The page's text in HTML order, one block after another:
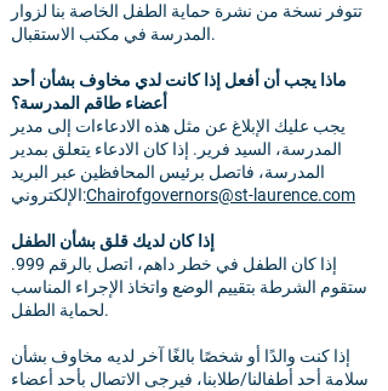
تتوفر نسخة من نشرة حماية الطفل الخاصة بنا لزوار
المدرسة في مكتب الاستقبال.
ماذا يجب أن أفعل إذا كانت لدي مخاوف بشأن أحد
أعضاء طاقم المدرسة؟
يجب عليك الإبلاغ عن مثل هذه الادعاءات إلى مدير
المدرسة، السيد فرير. إذا كان الادعاء يتعلق بمدير
المدرسة، فاتصل برئيس المحافظين عبر البريد
الإلكتروني:Chairofgovernors@st-laurence.com
إذا كان لديك قلق بشأن الطفل
إذا كان الطفل في خطر داهم، اتصل بالرقم 999.
ستقوم الشرطة بتقييم الوضع واتخاذ الإجراء المناسب
لحماية الطفل.
إذا كنت والدًا أو شخصًا بالغًا آخر لديه مخاوف بشأن
سلامة أحد أطفالنا/طلابنا، فيرجى الاتصال بأحد أعضاء